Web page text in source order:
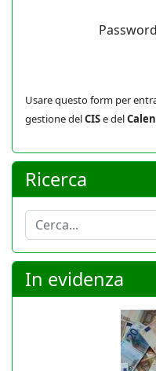
Usare questo form per
gestione delCISe del
Ricerca
Cerca
In evidenza